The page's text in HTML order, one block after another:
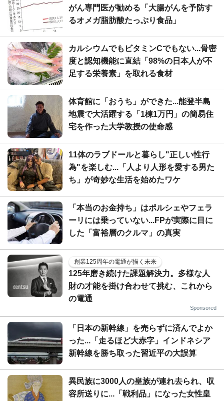
がん専門医が勧める「大腸がんを予防す
るオメガ脂肪酸たっぷり食品」
カルシウムでもビタミンCでもない...骨密
度と認知機能に直結「98%の日本人が不
足する栄養素」を取れる食材
体育館に「おうち」ができた...能登半島
地震で大活躍する「1棟1万円」の簡易住
宅を作った大学教授の使命感
11体のラブドールと暮らし"正しい性行
為"を楽しむ...「人より人形を愛する男た
ち」が奇妙な生活を始めたワケ
「本当のお金持ち」はポルシェやフェラ
ーリには乗っていない...FPが実際に目に
した「富裕層のクルマ」の真実
創業125周年の電通が描く未来
125年磨き続けた課題解決力。多様な人
財の才能を掛け合わせて挑む、これから
の電通
Sponsored
「日本の新幹線」を売らずに済んでよか
った...「走るほど大赤字」インドネシア
新幹線を勝ち取った習近平の大誤算
異民族に3000人の皇族が連れ去られ、収
容所送りに...「戦利品」になった女性皇